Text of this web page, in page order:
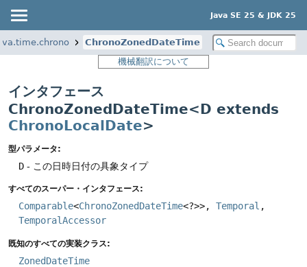
Java SE 25 & JDK 25
ChronoZonedDateTime
機械翻訳について
インタフェース
ChronoZonedDateTime<D extends
ChronoLocalDate>
型パラメータ:
D - この日時日付の具象タイプ
すべてのスーパー・インタフェース:
Comparable<ChronoZonedDateTime<?>>, Temporal ,
TemporalAccessor
既知のすべての実装クラス:
ZonedDateTime